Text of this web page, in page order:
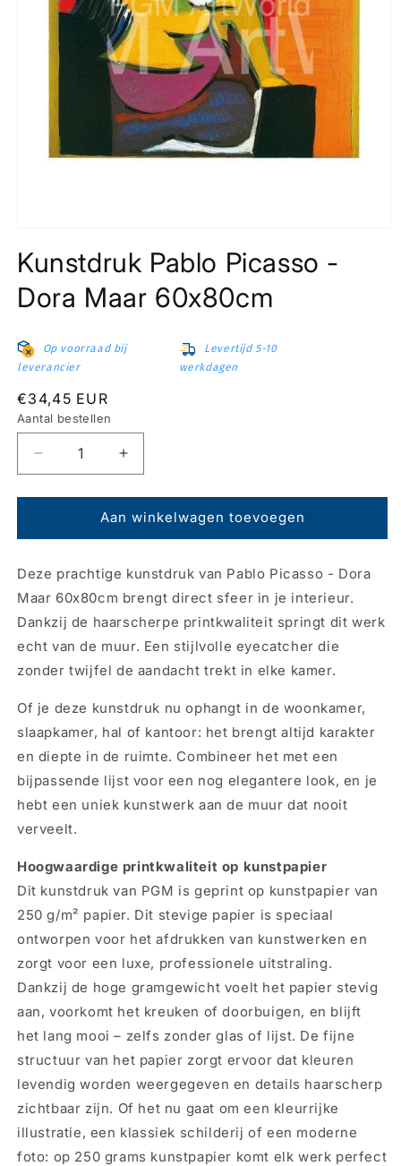
openen
in
modaal
Kunstdruk Pablo Picasso -
Dora Maar 60x80cm
Op voorraad bij
leverancier
Levertijd 5-10
werkdagen
Normale
prijs
€34,45 EUR
Aantal bestellen
Aantal
verlagen
voor
Kunstdruk
Pablo
-
Dora
60x80cm
Aantal
verhogen
voor
Kunstdruk
Pablo
Dora
Maar
60x80cm
Aan winkelwagen toevoegen
Deze prachtige kunstdruk van Pablo Picasso - Dora
Maar 60x80cm brengt direct sfeer in je interieur.
Dankzij de haarscherpe printkwaliteit springt dit werk
echt van de muur. Een stijlvolle eyecatcher die
zonder twijfel de aandacht trekt in elke kamer.
Of je deze kunstdruk nu ophangt in de woonkamer,
slaapkamer, hal of kantoor: het brengt altijd karakter
en diepte in de ruimte. Combineer het met een
bijpassende lijst voor een nog elegantere look, en je
hebt een uniek kunstwerk aan de muur dat nooit
verveelt.
Hoogwaardige printkwaliteit op kunstpapier
Dit kunstdruk van PGM is geprint op kunstpapier van
250 g/m² papier. Dit stevige papier is speciaal
ontworpen voor het afdrukken van kunstwerken en
zorgt voor een luxe, professionele uitstraling.
Dankzij de hoge gramgewicht voelt het papier stevig
aan, voorkomt het kreuken of doorbuigen, en blijft
het lang mooi – zelfs zonder glas of lijst. De fijne
structuur van het papier zorgt ervoor dat kleuren
levendig worden weergegeven en details haarscherp
zichtbaar zijn. Of het nu gaat om een kleurrijke
illustratie, een klassiek schilderij of een moderne
foto: op 250 grams kunstpapier komt elk werk perfect